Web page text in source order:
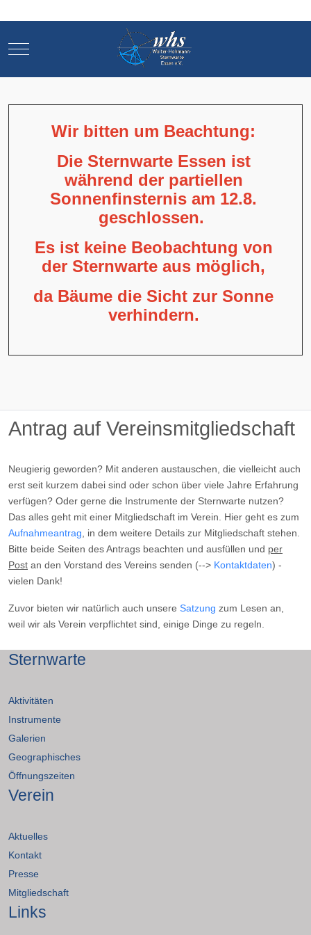
Mobile Menu Toggle
Wir bitten um Beachtung:
Die Sternwarte Essen ist
während der partiellen
Sonnenfinsternis am 12.8.
geschlossen.
Es ist keine Beobachtung von
der Sternwarte aus möglich,
da Bäume die Sicht zur Sonne
verhindern.
Antrag auf Vereinsmitgliedschaft
Neugierig geworden? Mit anderen austauschen, die vielleicht auch
erst seit kurzem dabei sind oder schon über viele Jahre Erfahrung
verfügen? Oder gerne die Instrumente der Sternwarte nutzen?
Das alles geht mit einer Mitgliedschaft im Verein. Hier geht es zum
Aufnahmeantrag , in dem weitere Details zur Mitgliedschaft stehen.
Bitte beide Seiten des Antrags beachten und ausfüllen und per
Post an den Vorstand des Vereins senden (--> Kontaktdaten) -
vielen Dank!
Zuvor bieten wir natürlich auch unsere Satzung zum Lesen an,
weil wir als Verein verpflichtet sind, einige Dinge zu regeln.
Sternwarte
Aktivitäten
Instrumente
Galerien
Geographisches
Öffnungszeiten
Verein
Aktuelles
Kontakt
Presse
Mitgliedschaft
Links